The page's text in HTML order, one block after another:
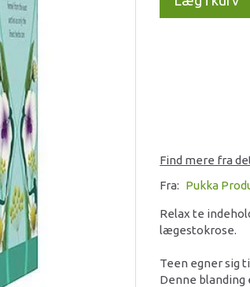
Find mere fra
Fra: Pukka
Relax te
lægestokrose.
Teen egner sig
Denne blanding